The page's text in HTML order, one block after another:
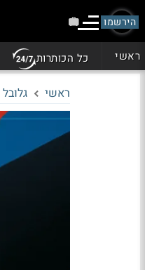
הירשמו
ראשי כל הכותרות
ראשי גלובל